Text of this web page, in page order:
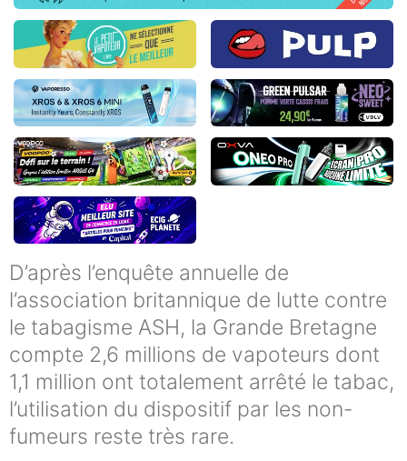
D’après l’enquête annuelle de
l’association britannique de lutte contre
le tabagisme ASH, la Grande Bretagne
compte 2,6 millions de vapoteurs dont
1,1 million ont totalement arrêté le tabac,
l’utilisation du dispositif par les non-
fumeurs reste très rare.